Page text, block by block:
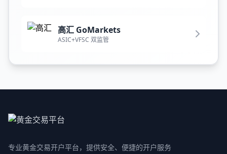
高汇 GoMarkets
ASIC+VFSC 双监管
专业黄金交易开户平台，提供安全、便捷的开户服务